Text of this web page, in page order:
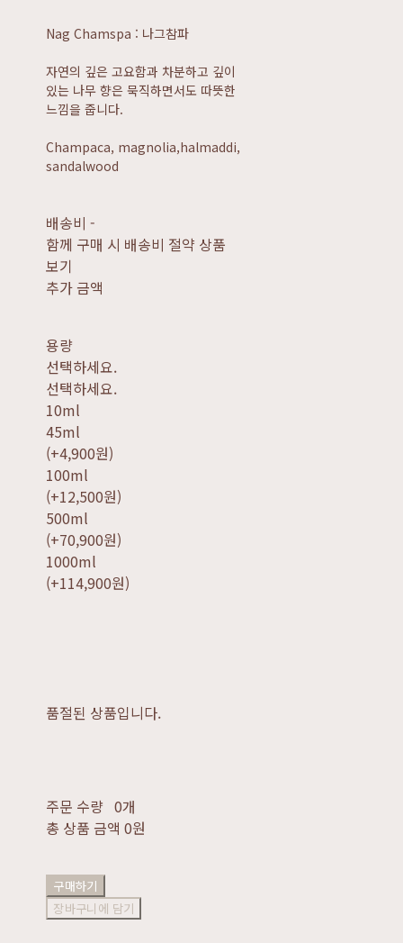
Nag Chamspa : 나그참파
자연의 깊은 고요함과 차분하고 깊이
있는 나무 향은 묵직하면서도 따뜻한
느낌을 줍니다.
Champaca, magnolia,halmaddi,
sandalwood
배송비-
함께 구매 시 배송비 절약 상품
보기
추가 금액
용량
선택하세요.
선택하세요.
10ml
45ml
(+4,900원)
100ml
(+12,500원)
500ml
(+70,900원)
1000ml
(+114,900원)
품절된 상품입니다.
주문 수량 0개
총 상품 금액 0원
구매하기
장바구니에 담기